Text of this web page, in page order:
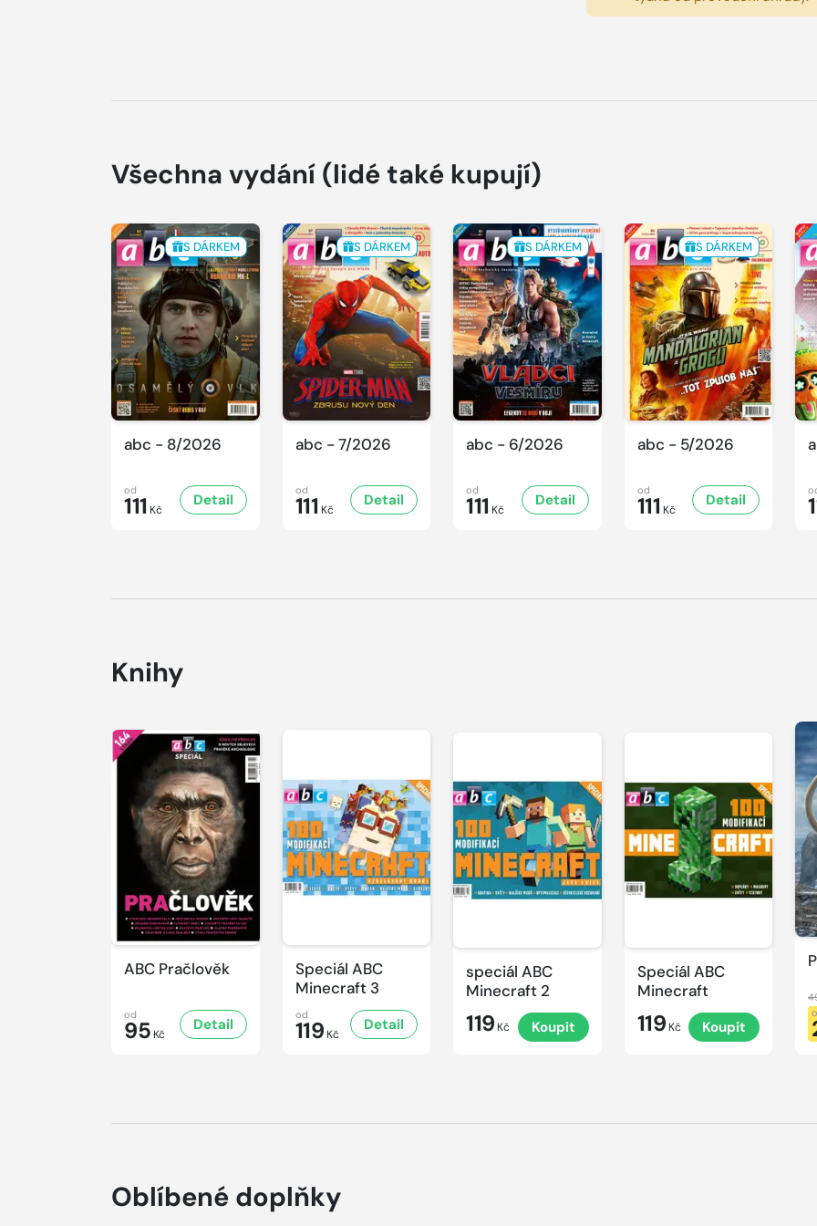
Všechna vydání (lidé také kupují)
S DÁRKEM
abc - 8/2026
od
111 Kč
Detail
S DÁRKEM
abc - 7/2026
od
111 Kč
Detail
S DÁRKEM
abc - 6/2026
od
111 Kč
Detail
S DÁRKEM
abc - 5/2026
od
111 Kč
Detail
Knihy
ABC Pračlověk
od
95 Kč
Detail
Speciál ABC
Minecraft 3
od
119 Kč
Detail
speciál ABC
Minecraft 2
119 Kč Koupit
Speciál ABC
Minecraft
119 Kč Koupit
Oblíbené doplňky